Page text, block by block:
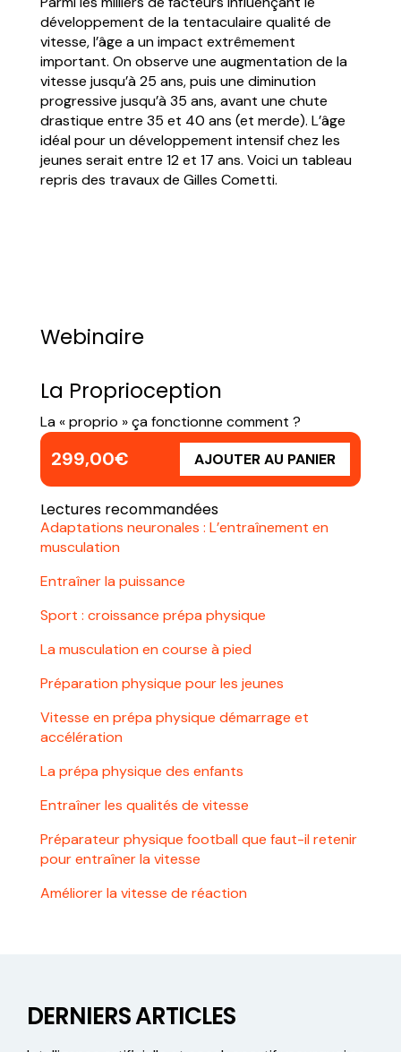
développement de la tentaculaire qualité de
vitesse, l’âge a un impact extrêmement
important. On observe une augmentation de la
vitesse jusqu’à 25 ans, puis une diminution
progressive jusqu’à 35 ans, avant une chute
drastique entre 35 et 40 ans (et merde). L’âge
idéal pour un développement intensif chez les
jeunes serait entre 12 et 17 ans. Voici un tableau
repris des travaux de Gilles Cometti.
Webinaire
La Proprioception
La « proprio » ça fonctionne comment ?
299,00€ AJOUTER AU PANIER
Lectures recommandées
Adaptations neuronales : L’entraînement en
musculation
Entraîner la puissance
Sport : croissance prépa physique
La musculation en course à pied
Préparation physique pour les jeunes
Vitesse en prépa physique démarrage et
accélération
La prépa physique des enfants
Entraîner les qualités de vitesse
Préparateur physique football que faut-il retenir
pour entraîner la vitesse
Améliorer la vitesse de réaction
DERNIERS ARTICLES